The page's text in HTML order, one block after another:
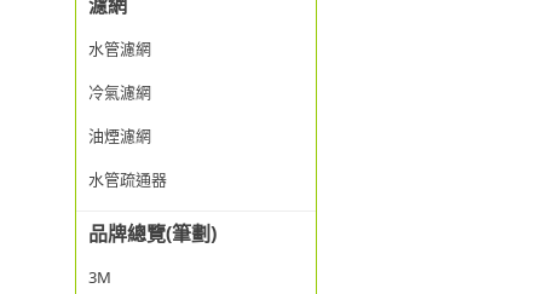
水管濾網
冷氣濾網
油煙濾網
水管疏通器
品牌總覽(筆劃)
3M